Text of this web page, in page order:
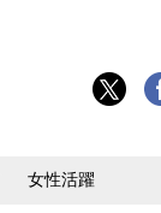
女性活躍